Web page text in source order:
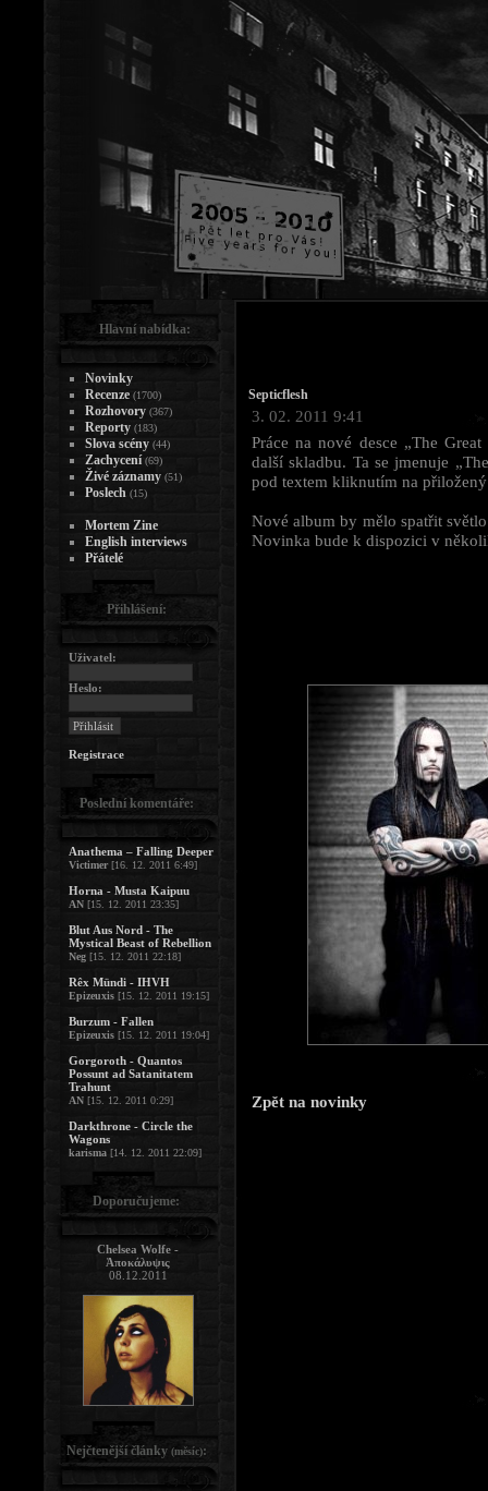
Septicflesh
3. 02. 2011 9:41
Práce na nové desce „The
další skladbu. Ta se jmenuje
pod textem kliknutím na
Nové album by mělo spatřit
Novinka bude k dispozici v
Zpět na novinky
Hlavní nabídka:
Novinky
Recenze (1700)
Rozhovory (367)
Reporty (183)
Slova scény (44)
Zachycení (69)
Živé záznamy (51)
Poslech (15)
Mortem Zine
English interviews
Přátelé
Přihlášení:
Uživatel:
Heslo:
Registrace
Poslední komentáře:
Anathema – Falling Deeper
Victimer[16. 12. 2011 6:49]
Horna - Musta Kaipuu
AN [15. 12. 2011 23:35]
Blut Aus Nord - The
Mystical Beast of Rebellion
Neg [15. 12. 2011 22:18]
Rêx Mündi - IHVH
Epizeuxis [15. 12. 2011 19:15]
Burzum - Fallen
Epizeuxis [15. 12. 2011 19:04]
Gorgoroth - Quantos
Possunt ad Satanitatem
Trahunt
AN [15. 12. 2011 0:29]
Darkthrone - Circle the
Wagons
karisma [14. 12. 2011 22:09]
Doporučujeme:
Chelsea Wolfe -
Ἀποκάλυψις
08.12.2011
Nejčtenější články (měsíc):